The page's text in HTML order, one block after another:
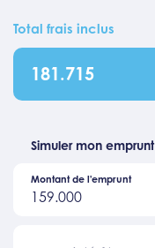
Total frais inclus
181.715
Simuler mon emprunt
159.000
Montant de l'emprunt